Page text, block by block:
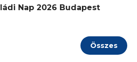
Nap 2026 Budapest
Összes